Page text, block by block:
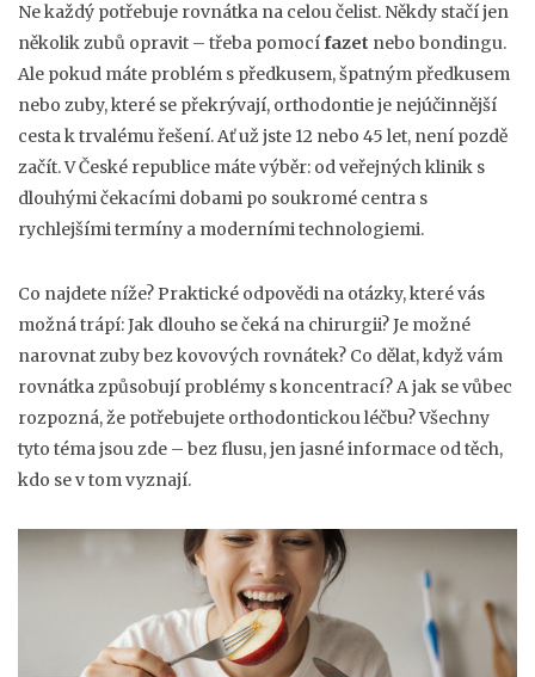
Ne každý potřebuje rovnátka na celou čelist. Někdy stačí jen
několik zubů opravit – třeba pomocífazet nebo bondingu.
Ale pokud máte problém s předkusem, špatným předkusem
nebo zuby, které se překrývají, orthodontie je nejúčinnější
cesta k trvalému řešení. Ať už jste 12 nebo 45 let, není pozdě
začít. V České republice máte výběr: od veřejných klinik s
dlouhými čekacími dobami po soukromé centra s
rychlejšími termíny a moderními technologiemi.
Co najdete níže? Praktické odpovědi na otázky, které vás
možná trápí: Jak dlouho se čeká na chirurgii? Je možné
narovnat zuby bez kovových rovnátek? Co dělat, když vám
rovnátka způsobují problémy s koncentrací? A jak se vůbec
rozpozná, že potřebujete orthodontickou léčbu? Všechny
tyto téma jsou zde – bez flusu, jen jasné informace od těch,
kdo se v tom vyznají.